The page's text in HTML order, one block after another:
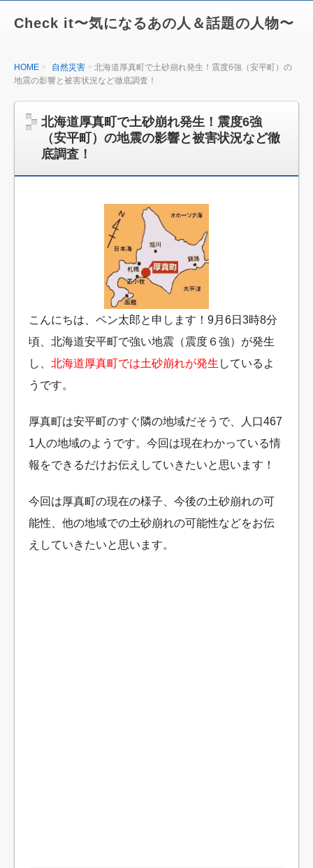
Check it〜気になるあの人＆話題の人物〜
HOME 自然災害
北海道厚真町で土砂崩れ発生！震度6強（安平町）の
地震の影響と被害状況など徹底調査！
北海道厚真町で土砂崩れ発生！震度6強
（安平町）の地震の影響と被害状況など徹
底調査！
こんにちは、ペン太郎と申します！9月6日3時8分
頃、北海道安平町で強い地震（震度６強）が発生
し、 北海道厚真町では土砂崩れが発生 しているよ
うです。
厚真町は安平町のすぐ隣の地域だそうで、人口467
1人の地域のようです。今回は現在わかっている情
報をできるだけお伝えしていきたいと思います！
今回は厚真町の現在の様子、今後の土砂崩れの可
能性、他の地域での土砂崩れの可能性などをお伝
えしていきたいと思います。